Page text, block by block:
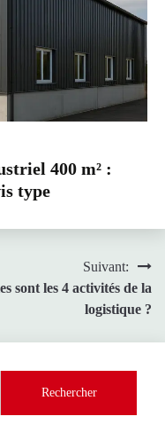
400 m² :
type
Suivant:
sont les 4 activités de la
logistique ?
Rechercher